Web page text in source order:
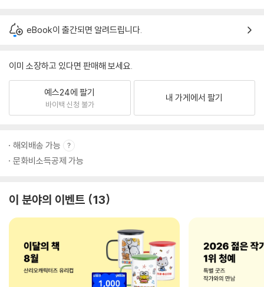
eBook이 출간되면 알려드립니다.
이미 소장하고 있다면 판매해 보세요.
예스24에 팔기
바이백 신청 불가
내 가게에서 팔기
해외배송 가능
문화비소득공제 가능
이 분야의 이벤트 13